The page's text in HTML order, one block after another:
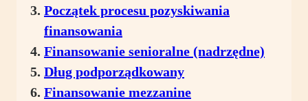
Początek procesu pozyskiwania
finansowania
Finansowanie senioralne (nadrzędne)
Dług podporządkowany
Finansowanie mezzanine